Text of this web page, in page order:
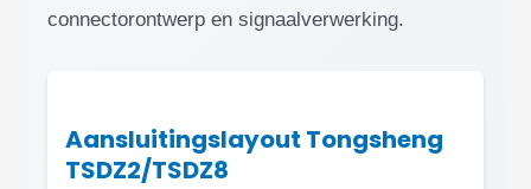
connectorontwerp en signaalverwerking.
Aansluitingslayout Tongsheng
TSDZ2/TSDZ8